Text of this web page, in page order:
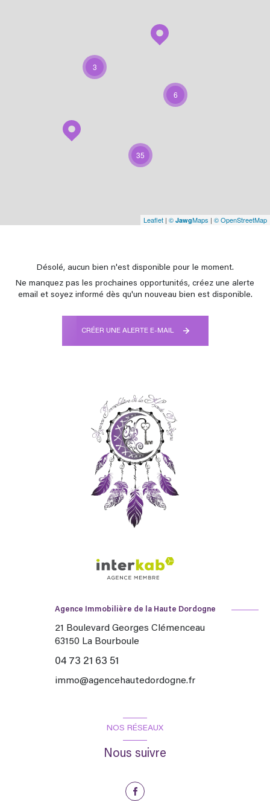
3
6
35
Leaflet | © JawgMaps | © OpenStreetMap
Désolé, aucun bien n'est disponible pour le moment.
Ne manquez pas les prochaines opportunités, créez une alerte
email et soyez informé dès qu'un nouveau bien est disponible.
CRÉER UNE ALERTE E-MAIL
Agence Immobilière de la Haute Dordogne
21 Boulevard Georges Clémenceau
63150 La Bourboule
04 73 21 63 51
immo@agencehautedordogne.fr
NOS RÉSEAUX
Nous suivre